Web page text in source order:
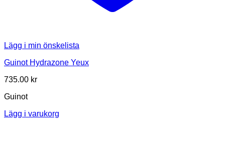
Lägg i min önskelista
Guinot Hydrazone Yeux
735.00 kr
Guinot
Lägg i varukorg